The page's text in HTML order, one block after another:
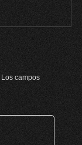
Los campos